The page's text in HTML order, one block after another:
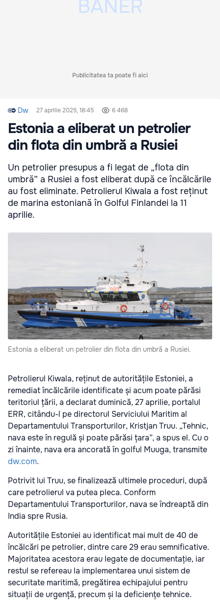
Publicitatea ta poate fi aici
Dw 27 aprilie 2025, 18:45 6 468
Estonia a eliberat un petrolier
din flota din umbră a Rusiei
Un petrolier presupus a fi legat de „flota din
umbră” a Rusiei a fost eliberat după ce încălcările
au fost eliminate. Petrolierul Kiwala a fost reținut
de marina estoniană în Golful Finlandei la 11
aprilie.
Estonia a eliberat un petrolier din flota din umbră a Rusiei.
Petrolierul Kiwala, reținut de autoritățile Estoniei, a
remediat încălcările identificate și acum poate părăsi
teritoriul țării, a declarat duminică, 27 aprilie, portalul
ERR, citându-l pe directorul Serviciului Maritim al
Departamentului Transporturilor, Kristjan Truu. „Tehnic,
nava este în regulă și poate părăsi țara”, a spus el. Cu o
zi înainte, nava era ancorată în golful Muuga, transmite
dw.com.
Potrivit lui Truu, se finalizează ultimele proceduri, după
care petrolierul va putea pleca. Conform
Departamentului Transporturilor, nava se îndreaptă din
India spre Rusia.
Autoritățile Estoniei au identificat mai mult de 40 de
încălcări pe petrolier, dintre care 29 erau semnificative.
Majoritatea acestora erau legate de documentație, iar
restul se refereau la implementarea unui sistem de
securitate maritimă, pregătirea echipajului pentru
situații de urgență, precum și la deficiențe tehnice.